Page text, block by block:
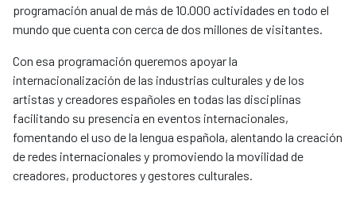
programación anual de más de 10.000 actividades en todo el
mundo que cuenta con cerca de dos millones de visitantes.
Con esa programación queremos apoyar la
internacionalización de las industrias culturales y de los
artistas y creadores españoles en todas las disciplinas
facilitando su presencia en eventos internacionales,
fomentando el uso de la lengua española, alentando la creación
de redes internacionales y promoviendo la movilidad de
creadores, productores y gestores culturales.